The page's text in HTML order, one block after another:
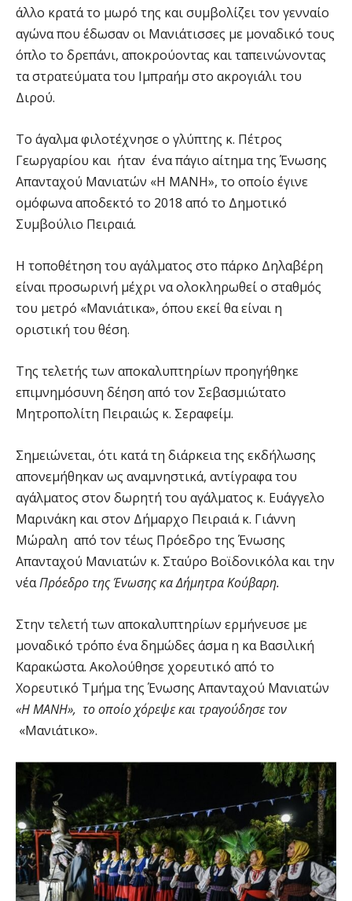
άλλο κρατά το μωρό της και συμβολίζει τον γενναίο
αγώνα που έδωσαν οι Μανιάτισσες με μοναδικό τους
όπλο το δρεπάνι, αποκρούοντας και ταπεινώνοντας
τα στρατεύματα του Ιμπραήμ στο ακρογιάλι του
Διρού.
Το άγαλμα φιλοτέχνησε ο γλύπτης κ. Πέτρος
Γεωργαρίου και ήταν ένα πάγιο αίτημα της Ένωσης
Απανταχού Μανιατών «Η ΜΑΝΗ», το οποίο έγινε
ομόφωνα αποδεκτό το 2018 από το Δημοτικό
Συμβούλιο Πειραιά.
Η τοποθέτηση του αγάλματος στο πάρκο Δηλαβέρη
είναι προσωρινή μέχρι να ολοκληρωθεί ο σταθμός
του μετρό «Μανιάτικα», όπου εκεί θα είναι η
οριστική του θέση.
Της τελετής των αποκαλυπτηρίων προηγήθηκε
επιμνημόσυνη δέηση από τον Σεβασμιώτατο
Μητροπολίτη Πειραιώς κ. Σεραφείμ.
Σημειώνεται, ότι κατά τη διάρκεια της εκδήλωσης
απονεμήθηκαν ως αναμνηστικά, αντίγραφα του
αγάλματος στον δωρητή του αγάλματος κ. Ευάγγελο
Μαρινάκη και στον Δήμαρχο Πειραιά κ. Γιάννη
Μώραλη από τον τέως Πρόεδρο της Ένωσης
Απανταχού Μανιατών κ. Σταύρο Βοϊδονικόλα και την
νέαΠρόεδρο της Ένωσης κα Δήμητρα Κούβαρη.
Στην τελετή των αποκαλυπτηρίων ερμήνευσε με
μοναδικό τρόπο ένα δημώδες άσμα η κα Βασιλική
Καρακώστα. Ακολούθησε χορευτικό από το
Χορευτικό Τμήμα της Ένωσης Απανταχού Μανιατών
«Η ΜΑΝΗ», το οποίο χόρεψε και τραγούδησε τον
«Μανιάτικο».